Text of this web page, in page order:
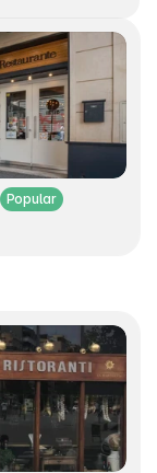
Popular